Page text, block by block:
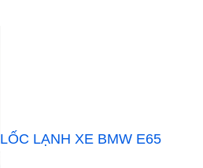
LỐC LẠNH XE BMW E65